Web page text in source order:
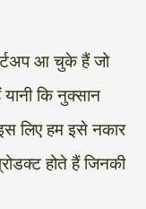
आ चुके हैं जो
कि नुक्सान
लिए हम इसे नकार
होते हैं जिनकी